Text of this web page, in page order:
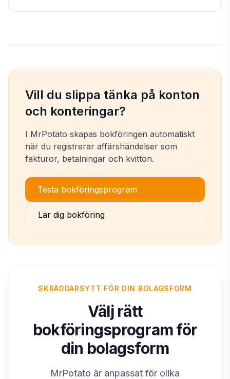
Vill du slippa tänka på konton
och konteringar?
I MrPotato skapas bokföringen automatiskt
när du registrerar affärshändelser som
fakturor, betalningar och kvitton.
Testa bokföringsprogram
Lär dig bokföring
SKRÄDDARSYTT FÖR DIN BOLAGSFORM
Välj rätt
bokföringsprogram för
din bolagsform
MrPotato är anpassat för olika